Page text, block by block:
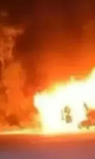
വന്നു.